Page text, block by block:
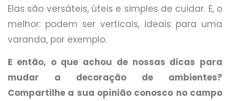
Elas são versáteis, úteis e simples de cuidar. E, o
melhor: podem ser verticais, ideais para uma
varanda, por exemplo.
E então, o que achou de nossas dicas para
mudar a decoração de ambientes?
Compartilhe a sua opinião conosco no campo